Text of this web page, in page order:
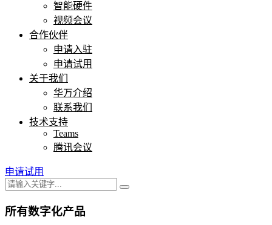
智能硬件
视频会议
合作伙伴
申请入驻
申请试用
关于我们
华万介绍
联系我们
技术支持
Teams
腾讯会议
申请试用
所有数字化产品